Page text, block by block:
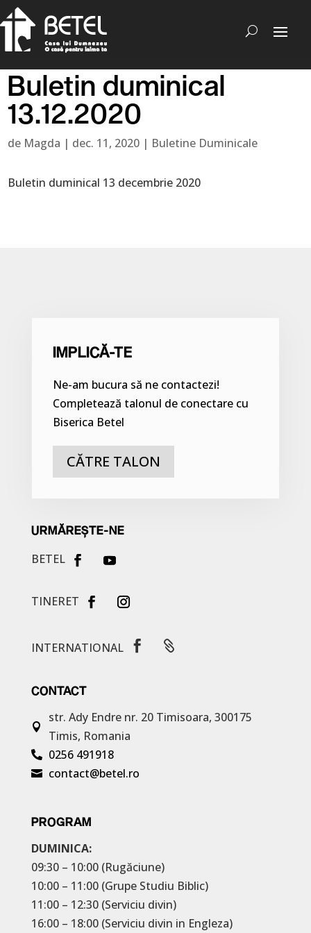
Buletin duminical
13.12.2020
de Magda | dec. 11, 2020 | Buletine Duminicale
Buletin duminical 13 decembrie 2020
IMPLICĂ-TE
Ne-am bucura să ne contactezi!
Completează talonul de conectare cu
Biserica Betel
CĂTRE TALON
URMĂREȘTE-NE
BETEL
TINERET
INTERNATIONAL  
CONTACT

str. Ady Endre nr. 20 Timisoara, 300175
Timis, Romania
 0256 491918
 contact@betel.ro
PROGRAM
DUMINICA:
09:30 – 10:00 (Rugăciune)
10:00 – 11:00 (Grupe Studiu Biblic)
11:00 – 12:30 (Serviciu divin)
16:00 – 18:00 (Serviciu divin in Engleza)